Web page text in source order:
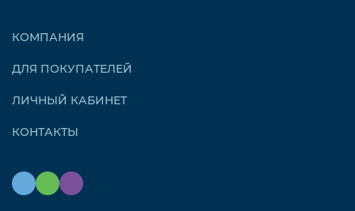
КОМПАНИЯ
ДЛЯ ПОКУПАТЕЛЕЙ
ЛИЧНЫЙ КАБИНЕТ
КОНТАКТЫ